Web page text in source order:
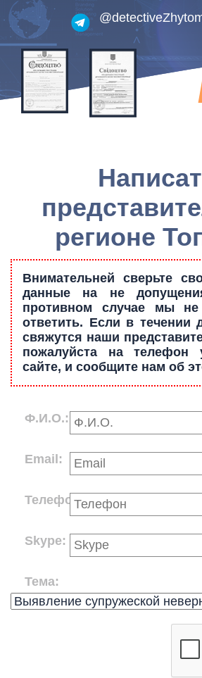
регионе
Внимательней сверьте
данные на не
противном случае мы
ответить. Если в течении
свяжутся наши
пожалуйста на телефон
сайте, и сообщите нам об
Ф.И.О.:
Email:
Телефон:
Skype:
Тема: